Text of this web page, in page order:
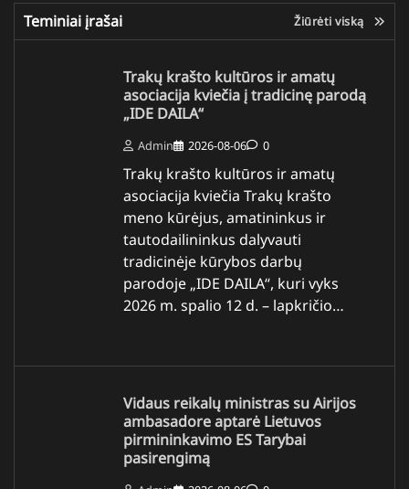
Teminiai įrašai Žiūrėti viską
Trakų krašto kultūros ir amatų
asociacija kviečia į tradicinę parodą
„IDE DAILA“
Admin 2026-08-06 0
Trakų krašto kultūros ir amatų
asociacija kviečia Trakų krašto
meno kūrėjus, amatininkus ir
tautodailininkus dalyvauti
tradicinėje kūrybos darbų
parodoje „IDE DAILA“, kuri vyks
2026 m. spalio 12 d. – lapkričio…
Vidaus reikalų ministras su Airijos
ambasadore aptarė Lietuvos
pirmininkavimo ES Tarybai
pasirengimą